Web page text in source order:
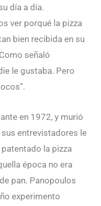
día a día.
ver porqué la pizza
bien recibida en su
señaló
le gustaba. Pero
en 1972, y murió
entrevistadores le
la pizza
época no era
pan. Panopoulos
experimento